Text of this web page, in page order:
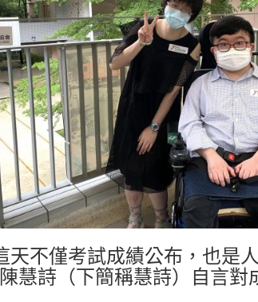
不僅考試成績公布，也是
慧詩（下簡稱慧詩）自言對